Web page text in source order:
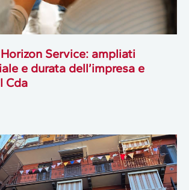
Service: ampliati
e durata dell’impresa e
Cda